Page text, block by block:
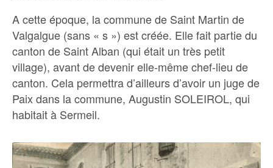
A cette époque, la commune de Saint Martin de
Valgalgue (sans « s ») est créée. Elle fait partie du
canton de Saint Alban (qui était un très petit
village), avant de devenir elle-même chef-lieu de
canton. Cela permettra d’ailleurs d’avoir un juge de
Paix dans la commune, Augustin SOLEIROL, qui
habitait à Sermeil.